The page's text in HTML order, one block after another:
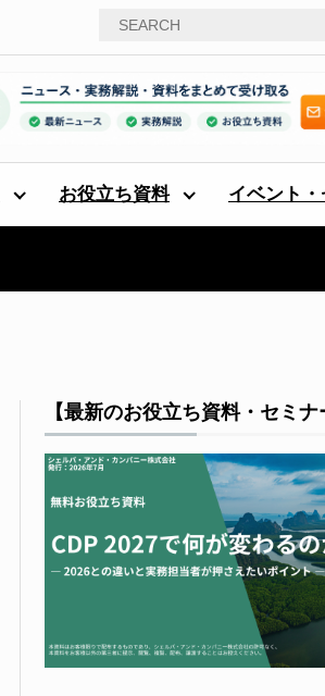
お役立ち資料 イベント
【最新のお役立ち資料・セミナ